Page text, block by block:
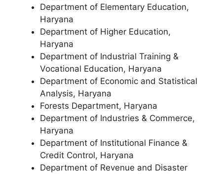
Department of Elementary Education,
Haryana
Department of Higher Education,
Haryana
Department of Industrial Training &
Vocational Education, Haryana
Department of Economic and Statistical
Analysis, Haryana
Forests Department, Haryana
Department of Industries & Commerce,
Haryana
Department of Institutional Finance &
Credit Control, Haryana
Department of Revenue and Disaster